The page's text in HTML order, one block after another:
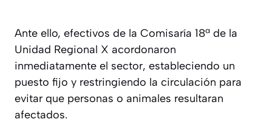
Ante ello, efectivos de la Comisaría 18ª de la
Unidad Regional X acordonaron
inmediatamente el sector, estableciendo un
puesto fijo y restringiendo la circulación para
evitar que personas o animales resultaran
afectados.